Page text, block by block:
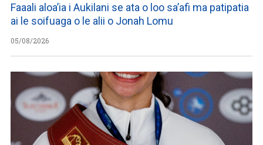
Faaali aloa’ia i Aukilani se ata o loo sa’afi ma patipatia
ai le soifuaga o le alii o Jonah Lomu
05/08/2026